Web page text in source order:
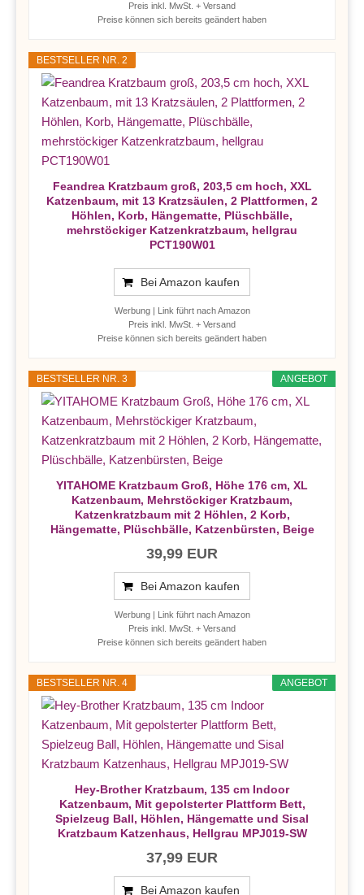
Preis inkl. MwSt. + Versand
Preise können sich bereits geändert haben
BESTSELLER NR. 2
Feandrea Kratzbaum groß, 203,5 cm hoch, XXL
Katzenbaum, mit 13 Kratzsäulen, 2 Plattformen, 2
Höhlen, Korb, Hängematte, Plüschbälle,
mehrstöckiger Katzenkratzbaum, hellgrau
PCT190W01
Bei Amazon kaufen
Werbung | Link führt nach Amazon
Preis inkl. MwSt. + Versand
Preise können sich bereits geändert haben
ANGEBOT
BESTSELLER NR. 3
YITAHOME Kratzbaum Groß, Höhe 176 cm, XL
Katzenbaum, Mehrstöckiger Kratzbaum,
Katzenkratzbaum mit 2 Höhlen, 2 Korb,
Hängematte, Plüschbälle, Katzenbürsten, Beige
39,99 EUR
Bei Amazon kaufen
Werbung | Link führt nach Amazon
Preis inkl. MwSt. + Versand
Preise können sich bereits geändert haben
ANGEBOT
BESTSELLER NR. 4
Hey-Brother Kratzbaum, 135 cm Indoor
Katzenbaum, Mit gepolsterter Plattform Bett,
Spielzeug Ball, Höhlen, Hängematte und Sisal
Kratzbaum Katzenhaus, Hellgrau MPJ019-SW
37,99 EUR
Bei Amazon kaufen